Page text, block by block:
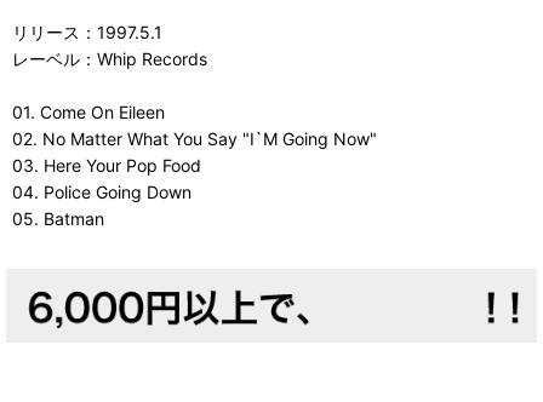
リリース：1997.5.1
レーベル：Whip Records
01. Come On Eileen
02. No Matter What You Say "I`M Going Now"
03. Here Your Pop Food
04. Police Going Down
05. Batman